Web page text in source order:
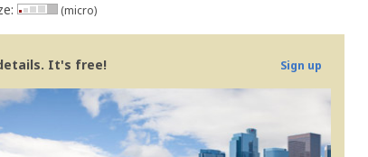
(micro)
It's free! Sign up